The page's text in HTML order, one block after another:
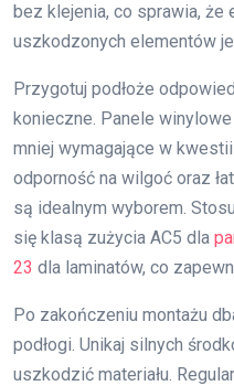
bez klejenia, co sprawia, że
uszkodzonych elementów
Przygotuj podłoże
konieczne. Panele
mniej wymagające w
odporność na wilgoć oraz
są idealnym wyborem.
się klasą zużycia AC5 dla
23 dla laminatów, co
Po zakończeniu montażu
podłogi. Unikaj silnych
uszkodzić materiału.